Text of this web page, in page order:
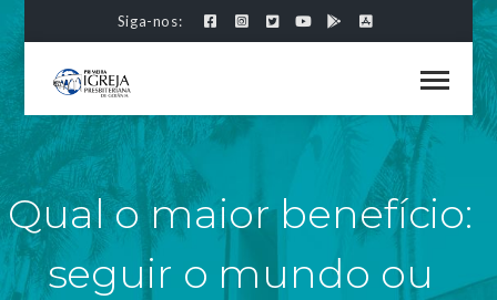
Siga-nos:
Qual o maior benefício:
seguir o mundo ou